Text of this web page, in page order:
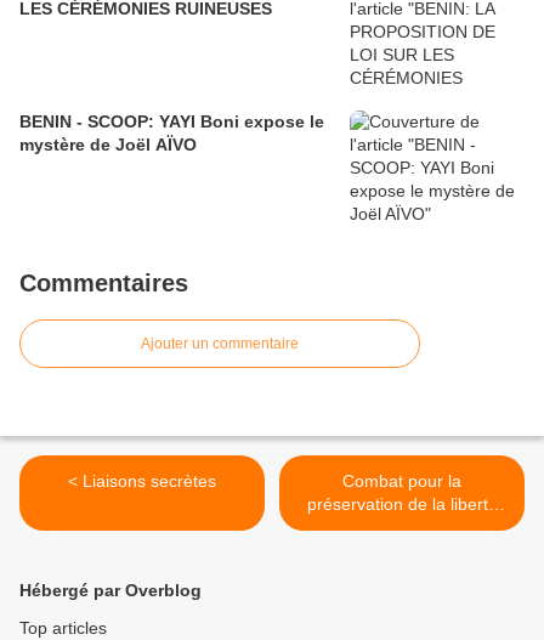
LES CÉRÉMONIES RUINEUSES
BENIN - SCOOP: YAYI Boni expose le
mystère de Joël AÏVO
Commentaires
Ajouter un commentaire
< Liaisons secrètes
Combat pour la
préservation de la liberté
d’expression au Bénin: Le
Hébergé par Overblog
Top articles